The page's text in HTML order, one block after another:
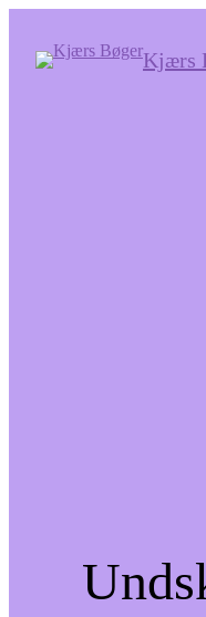
Kjærs